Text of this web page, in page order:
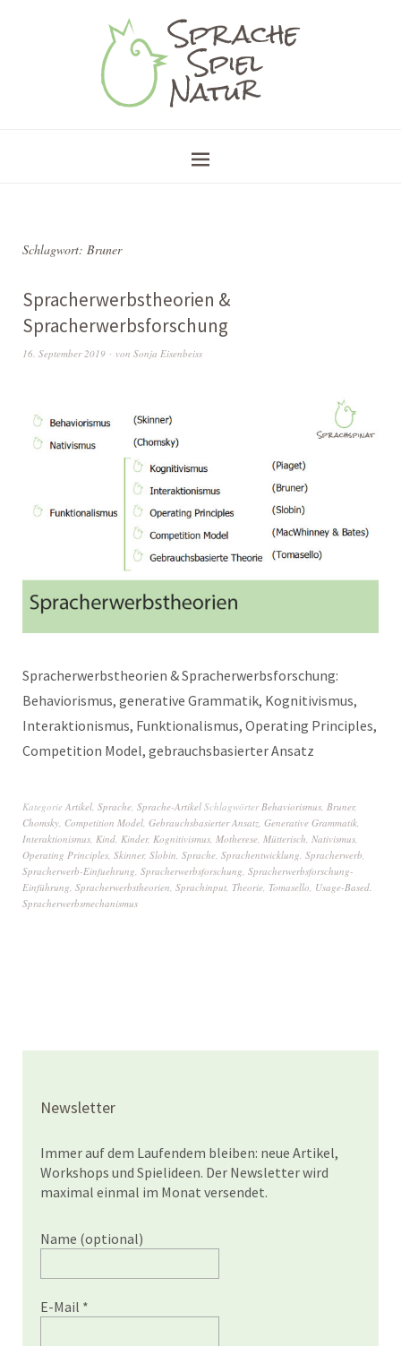
Schlagwort: Bruner
Spracherwerbstheorien &
Spracherwerbsforschung
16. September 2019 von Sonja Eisenbeiss
Spracherwerbstheorien & Spracherwerbsforschung:
Behaviorismus, generative Grammatik, Kognitivismus,
Interaktionismus, Funktionalismus, Operating Principles,
Competition Model, gebrauchsbasierter Ansatz
Kategorie Artikel, Sprache, Sprache-Artikel SchlagwörterBehaviorismus, Bruner,
Chomsky, Competition Model, Gebrauchsbasierter Ansatz, Generative Grammatik,
Interaktionismus, Kind, Kinder, Kognitivismus, Motherese, Mütterisch, Nativismus,
Operating Principles, Skinner, Slobin, Sprache, Sprachentwicklung, Spracherwerb,
Spracherwerb-Einfuehrung, Spracherwerbsforschung, Spracherwerbsforschung-
Einführung, Spracherwerbstheorien, Sprachinput, Theorie, Tomasello, Usage-Based.
Spracherwerbsmechanismus
Newsletter
Immer auf dem Laufendem bleiben: neue Artikel,
Workshops und Spielideen. Der Newsletter wird
maximal einmal im Monat versendet.
Name (optional)
E-Mail *